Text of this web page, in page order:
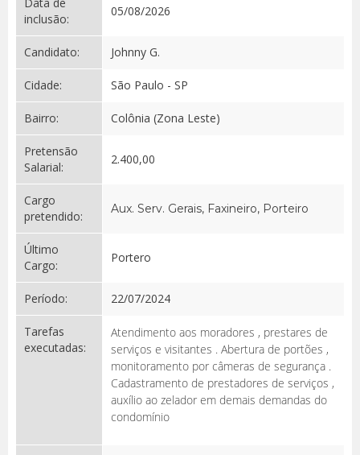
inclusão:
05/08/2026
Candidato: Johnny G.
Cidade: São Paulo - SP
Bairro: Colônia (Zona Leste)
Pretensão
Salarial:
2.400,00
Cargo
pretendido:
Aux. Serv. Gerais, Faxineiro, Porteiro
Último
Cargo:
Portero
Período: 22/07/2024
Tarefas
executadas:
Atendimento aos moradores , prestares de
serviços e visitantes . Abertura de portões ,
monitoramento por câmeras de segurança .
Cadastramento de prestadores de serviços ,
auxílio ao zelador em demais demandas do
condomínio